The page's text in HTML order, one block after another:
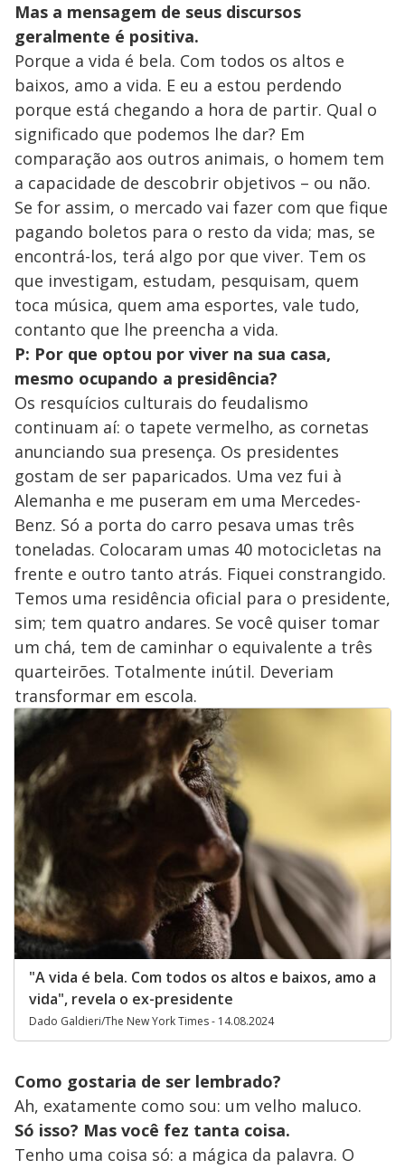
Mas a mensagem de seus discursos
geralmente é positiva.
Porque a vida é bela. Com todos os altos e
baixos, amo a vida. E eu a estou perdendo
porque está chegando a hora de partir. Qual o
significado que podemos lhe dar? Em
comparação aos outros animais, o homem tem
a capacidade de descobrir objetivos – ou não.
Se for assim, o mercado vai fazer com que fique
pagando boletos para o resto da vida; mas, se
encontrá-los, terá algo por que viver. Tem os
que investigam, estudam, pesquisam, quem
toca música, quem ama esportes, vale tudo,
contanto que lhe preencha a vida.
P: Por que optou por viver na sua casa,
mesmo ocupando a presidência?
Os resquícios culturais do feudalismo
continuam aí: o tapete vermelho, as cornetas
anunciando sua presença. Os presidentes
gostam de ser paparicados. Uma vez fui à
Alemanha e me puseram em uma Mercedes-
Benz. Só a porta do carro pesava umas três
toneladas. Colocaram umas 40 motocicletas na
frente e outro tanto atrás. Fiquei constrangido.
Temos uma residência oficial para o presidente,
sim; tem quatro andares. Se você quiser tomar
um chá, tem de caminhar o equivalente a três
quarteirões. Totalmente inútil. Deveriam
transformar em escola.
"A vida é bela. Com todos os altos e baixos, amo a
vida", revela o ex-presidente
Dado Galdieri/The New York Times - 14.08.2024
Como gostaria de ser lembrado?
Ah, exatamente como sou: um velho maluco.
Só isso? Mas você fez tanta coisa.
Tenho uma coisa só: a mágica da palavra. O